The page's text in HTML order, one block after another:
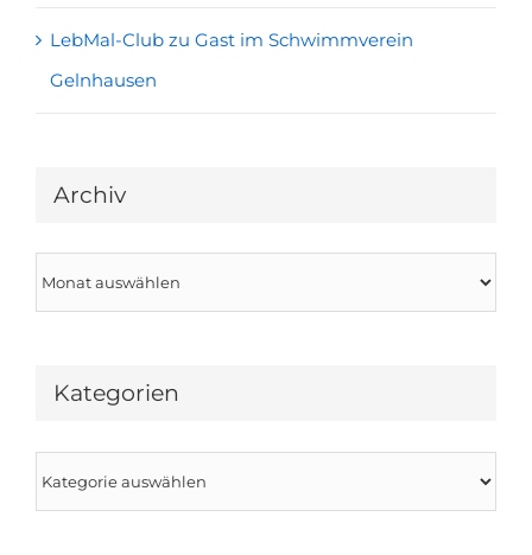
LebMal-Club zu Gast im Schwimmverein
Gelnhausen
Archiv
Kategorien
Kategorien